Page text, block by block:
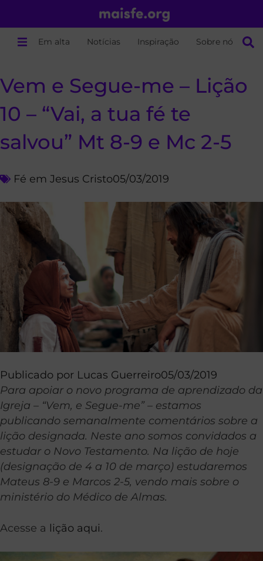
Em alta Notícias Inspiração Sobre nós
Vem e Segue-me – Lição
10 – “Vai, a tua fé te
salvou” Mt 8-9 e Mc 2-5
Fé em Jesus Cristo05/03/2019
Publicado por Lucas Guerreiro05/03/2019
Para apoiar o novo programa de aprendizado da
Igreja – “Vem, e Segue-me” – estamos
publicando semanalmente comentários sobre a
lição designada. Neste ano somos convidados a
estudar o Novo Testamento. Na lição de hoje
(designação de 4 a 10 de março) estudaremos
Mateus 8-9 e Marcos 2-5, vendo mais sobre o
ministério do Médico de Almas.
Acesse a lição aqui.